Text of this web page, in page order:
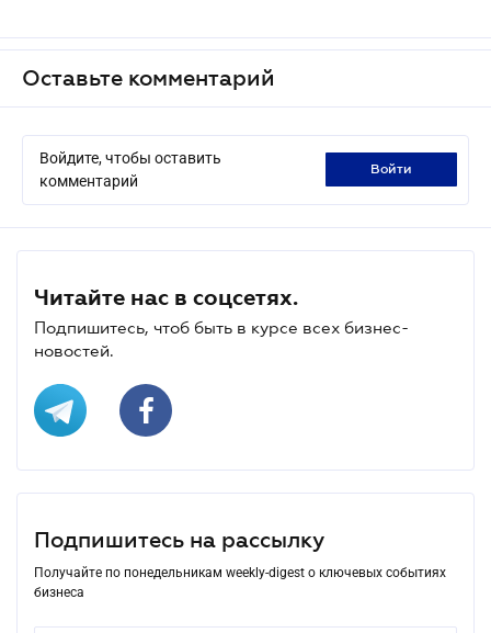
Оставьте комментарий
Войдите, чтобы оставить
комментарий
войти
Читайте нас в соцсетях.
Подпишитесь, чтоб быть в курсе всех бизнес-
новостей.
Подпишитесь на рассылку
Получайте по понедельникам weekly-digest о ключевых событиях
бизнеса